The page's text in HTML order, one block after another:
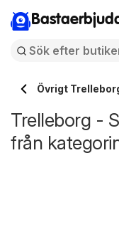
Övrigt
Trelleborg -
från